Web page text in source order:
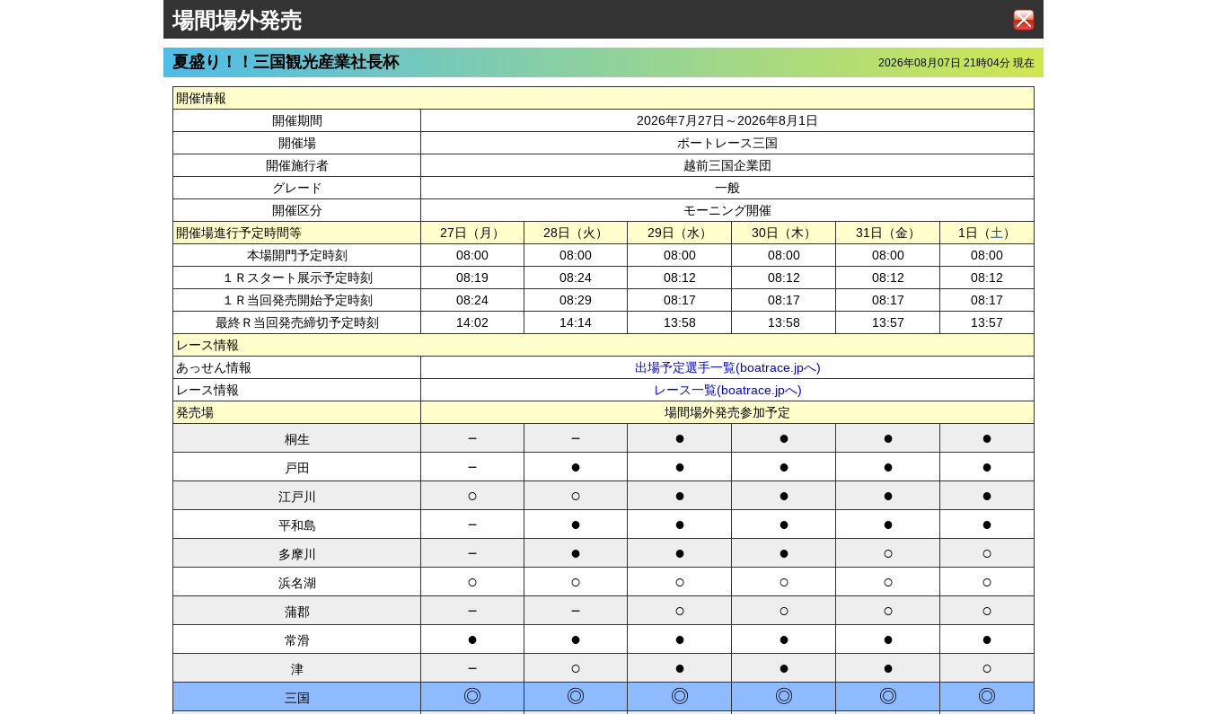
場間場外発売
2026年08月07日 21時04分 現在
夏盛り！！三国観光産業社長杯
開催情報
開催期間
2026年7月27日～2026年8月1日
開催場
ボートレース三国
開催施行者
越前三国企業団
グレード
一般
開催区分
モーニング開催
開催場進行予定時間等
27日（月） 28日（火） 29日（水） 30日（木） 31日（金） 1日（土）
本場開門予定時刻
08:00 08:00 08:00 08:00 08:00
08:00
１Ｒスタート展示予定時刻
08:19 08:24 08:12 08:12 08:12
08:12
１Ｒ当回発売開始予定時刻
08:24 08:29 08:17 08:17 08:17
08:17
最終Ｒ当回発売締切予定時刻
14:02 14:14 13:58 13:58 13:57
13:57
レース情報
あっせん情報
出場予定選手一覧(boatrace.jpへ)
レース情報
レース一覧(boatrace.jpへ)
発売場
場間場外発売参加予定
桐生
－ － ● ● ● ●
戸田 － ● ● ● ● ●
江戸川 ○ ○ ● ● ● ●
平和島 － ● ● ● ● ●
多摩川 － ● ● ● ○ ○
浜名湖 ○ ○ ○ ○ ○ ○
蒲郡 － － ○ ○ ○ ○
常滑 ● ● ● ● ● ●
津 － ○ ● ● ● ○
三国 ◎ ◎ ◎ ◎ ◎ ◎